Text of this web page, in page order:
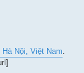
Nội, Việt Nam